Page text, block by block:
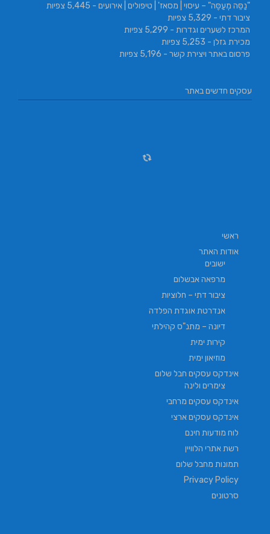
"נַסֵּה מְעַסֶּה" – עיסוי | מסאז' | טיפולים | אירועים - 5,445 צפיות
ציבור דתי - 5,329 צפיות
המרכז לשערים וגדרות - 5,299 צפיות
מכירת גזלן - 5,253 צפיות
פרסום באתר ויצירת קשר - 5,196 צפיות
עסקים חדשים באתר
ראשי
אודות האתר
ישובים
מרפאה אבשלום
ציבור דתי – חלוציות
אנדרטת אוגדת הפלדה
דיונה – מתנ"ס קהילתי
קירות ימית
מוזיאון ימית
אינדקס עסקים חבל שלום
צימרים ולינה
אינדקס עסקים מרחבי
אינדקס עסקים ארצי
לוח מודעות חינם
רשת אתרי הלוויין
תמונות מחבל שלום
Privacy Policy
סרטונים